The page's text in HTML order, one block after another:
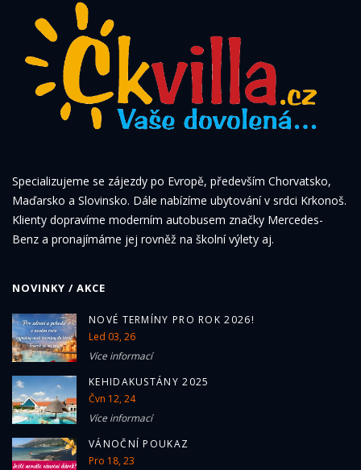
Specializujeme se zájezdy po Evropě, především Chorvatsko,
Maďarsko a Slovinsko. Dále nabízíme ubytování v srdci Krkonoš.
Klienty dopravíme moderním autobusem značky Mercedes-
Benz a pronajímáme jej rovněž na školní výlety aj.
NOVINKY / AKCE
NOVÉ TERMÍNY PRO ROK 2026!
Led 03, 26
Více informací
KEHIDAKUSTÁNY 2025
Čvn 12, 24
Více informací
VÁNOČNÍ POUKAZ
Pro 18, 23